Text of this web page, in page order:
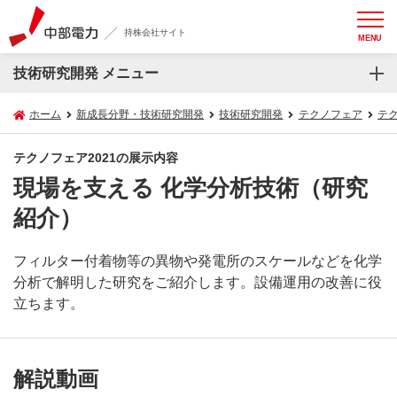
持株会社サイト MENU
技術研究開発 メニュー
ホーム 新成長分野・技術研究開発 技術研究開発 テクノフェア テ
テクノフェア2021の展示内容
現場を支える 化学分析技術（研究
紹介）
フィルター付着物等の異物や発電所のスケールなどを化学
分析で解明した研究をご紹介します。設備運用の改善に役
立ちます。
解説動画